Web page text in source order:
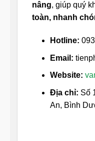
nâng, giúp quý
toàn, nhanh
Hotline:
Email:
Website:
Địa chỉ: Số
An, Bình